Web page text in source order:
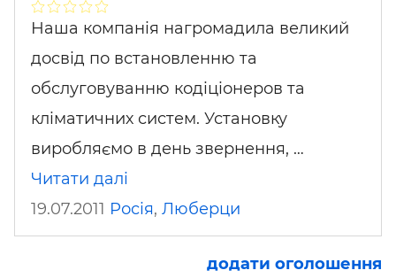
Наша компанія нагромадила великий
досвід по встановленню та
обслуговуванню кодіціонеров та
кліматичних систем. Установку
виробляємо в день звернення, …
Читати далі
19.07.2011 Росія, Люберци
додати оголошення